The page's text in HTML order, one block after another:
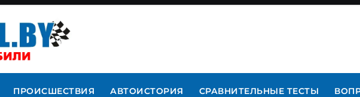
ПРОИСШЕСТВИЯ АВТОИСТОРИЯ СРАВНИТЕЛЬНЫЕ ТЕСТЫ